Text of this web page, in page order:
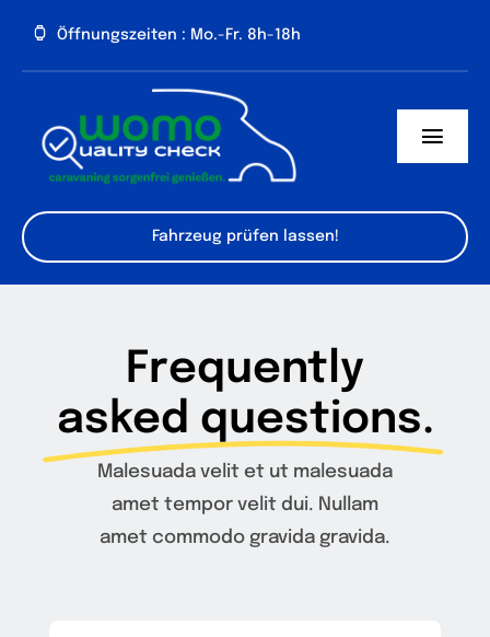
Öffnungszeiten : Mo.-Fr. 8h-18h
Presse
Kontakt
Fahrzeug prüfen lassen!
Frequently
asked questions.
Malesuada velit et ut malesuada
amet tempor velit dui. Nullam
amet commodo gravida gravida.